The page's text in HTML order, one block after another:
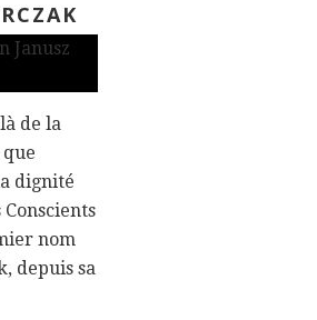
de la
dignité
nom
depuis sa